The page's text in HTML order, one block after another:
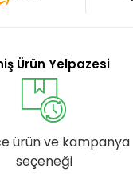
Ürün Yelpazesi
ürün ve kampanya
seçeneği